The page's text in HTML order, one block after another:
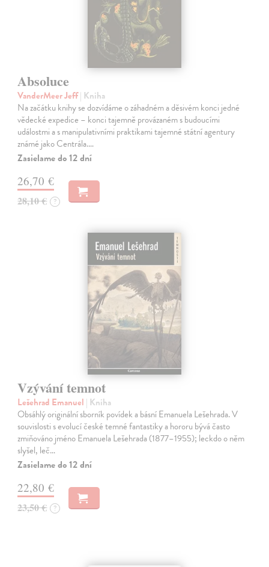
Absoluce
VanderMeer Jeff| Kniha
Na začátku knihy se dozvídáme o záhadném a děsivém konci jedné
vědecké expedice – konci tajemně provázaném s budoucími
událostmi a s manipulativními praktikami tajemné státní agentury
známé jako Centrála.…
Zasielame do 12 dní
26,70 €
28,10 € ?
Vzývání temnot
Lešehrad Emanuel | Kniha
Obsáhlý originální sborník povídek a básní Emanuela Lešehrada. V
souvislosti s evolucí české temné fantastiky a hororu bývá často
zmiňováno jméno Emanuela Lešehrada (1877–1955); leckdo o něm
slyšel, leč…
Zasielame do 12 dní
22,80 €
23,50 € ?